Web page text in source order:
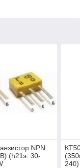
NPN
(h21э: 30-